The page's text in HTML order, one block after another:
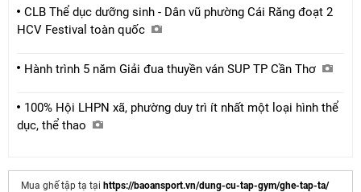
CLB Thể dục dưỡng sinh - Dân vũ phường Cái Răng đoạt 2
HCV Festival toàn quốc
Hành trình 5 năm Giải đua thuyền ván SUP TP Cần Thơ
100% Hội LHPN xã, phường duy trì ít nhất một loại hình thể
dục, thể thao
Mua ghế tập tạ tại https://baoansport.vn/dung-cu-tap-gym/ghe-tap-ta/